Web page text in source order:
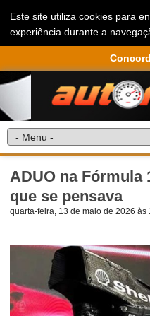
Este site utiliza cookies para
experiência durante a
ADUO na Fórmula
que se pensava
quarta-feira, 13 de maio de 2026 às